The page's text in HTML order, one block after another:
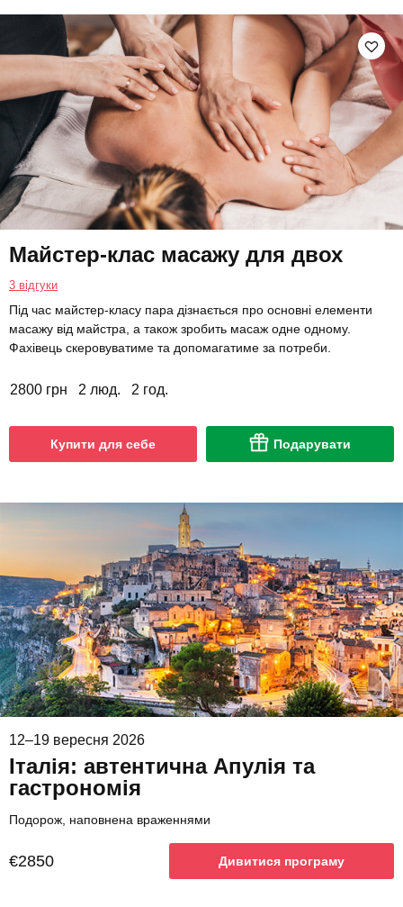
Майстер-клас масажу для двох
3 відгуки
Під час майстер-класу пара дізнається про основні елементи
масажу від майстра, а також зробить масаж одне одному.
Фахівець скеровуватиме та допомагатиме за потреби.
2800 грн 2 люд. 2 год.
Купити для себе Подарувати
12–19 вересня 2026
Італія: автентична Апулія та
гастрономія
Подорож, наповнена враженнями
€2850 Дивитися програму